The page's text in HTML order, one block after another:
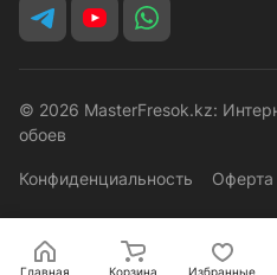
© 2026 MasterFresok.kz:
обоев
Конфиденциальность Оферта
Главная Корзина Избранные